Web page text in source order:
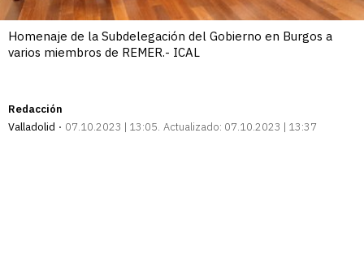
Homenaje de la Subdelegación del Gobierno en Burgos a
varios miembros de REMER.- ICAL
Redacción
Valladolid
07.10.2023 | 13:05 Actualizado: 07.10.2023 | 13:37